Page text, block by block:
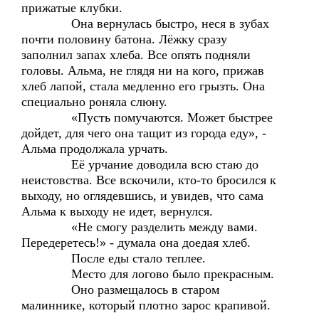
прижатые клубки.
Она вернулась быстро, неся в зубах
почти половину батона. Лёжку сразу
заполнил запах хлеба. Все опять подняли
головы. Альма, не глядя ни на кого, прижав
хлеб лапой, стала медленно его грызть. Она
специально роняла слюну.
«Пусть помучаются. Может быстрее
дойдет, для чего она тащит из города еду», -
Альма продолжала урчать.
Её урчание доводила всю стаю до
неистовства. Все вскочили, кто-то бросился к
выходу, но оглядевшись, и увидев, что сама
Альма к выходу не идет, вернулся.
«Не смогу разделить между вами.
Передеретесь!» - думала она доедая хлеб.
После еды стало теплее.
Место для логово было прекрасным.
Оно размещалось в старом
малиннике, который плотно зарос крапивой.